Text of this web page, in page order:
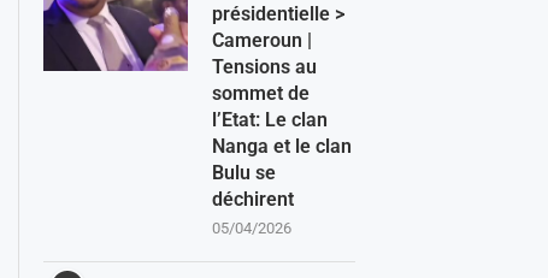
présidentielle >
Cameroun |
Tensions au
sommet de
l’Etat: Le clan
Nanga et le clan
Bulu se
déchirent
05/04/2026